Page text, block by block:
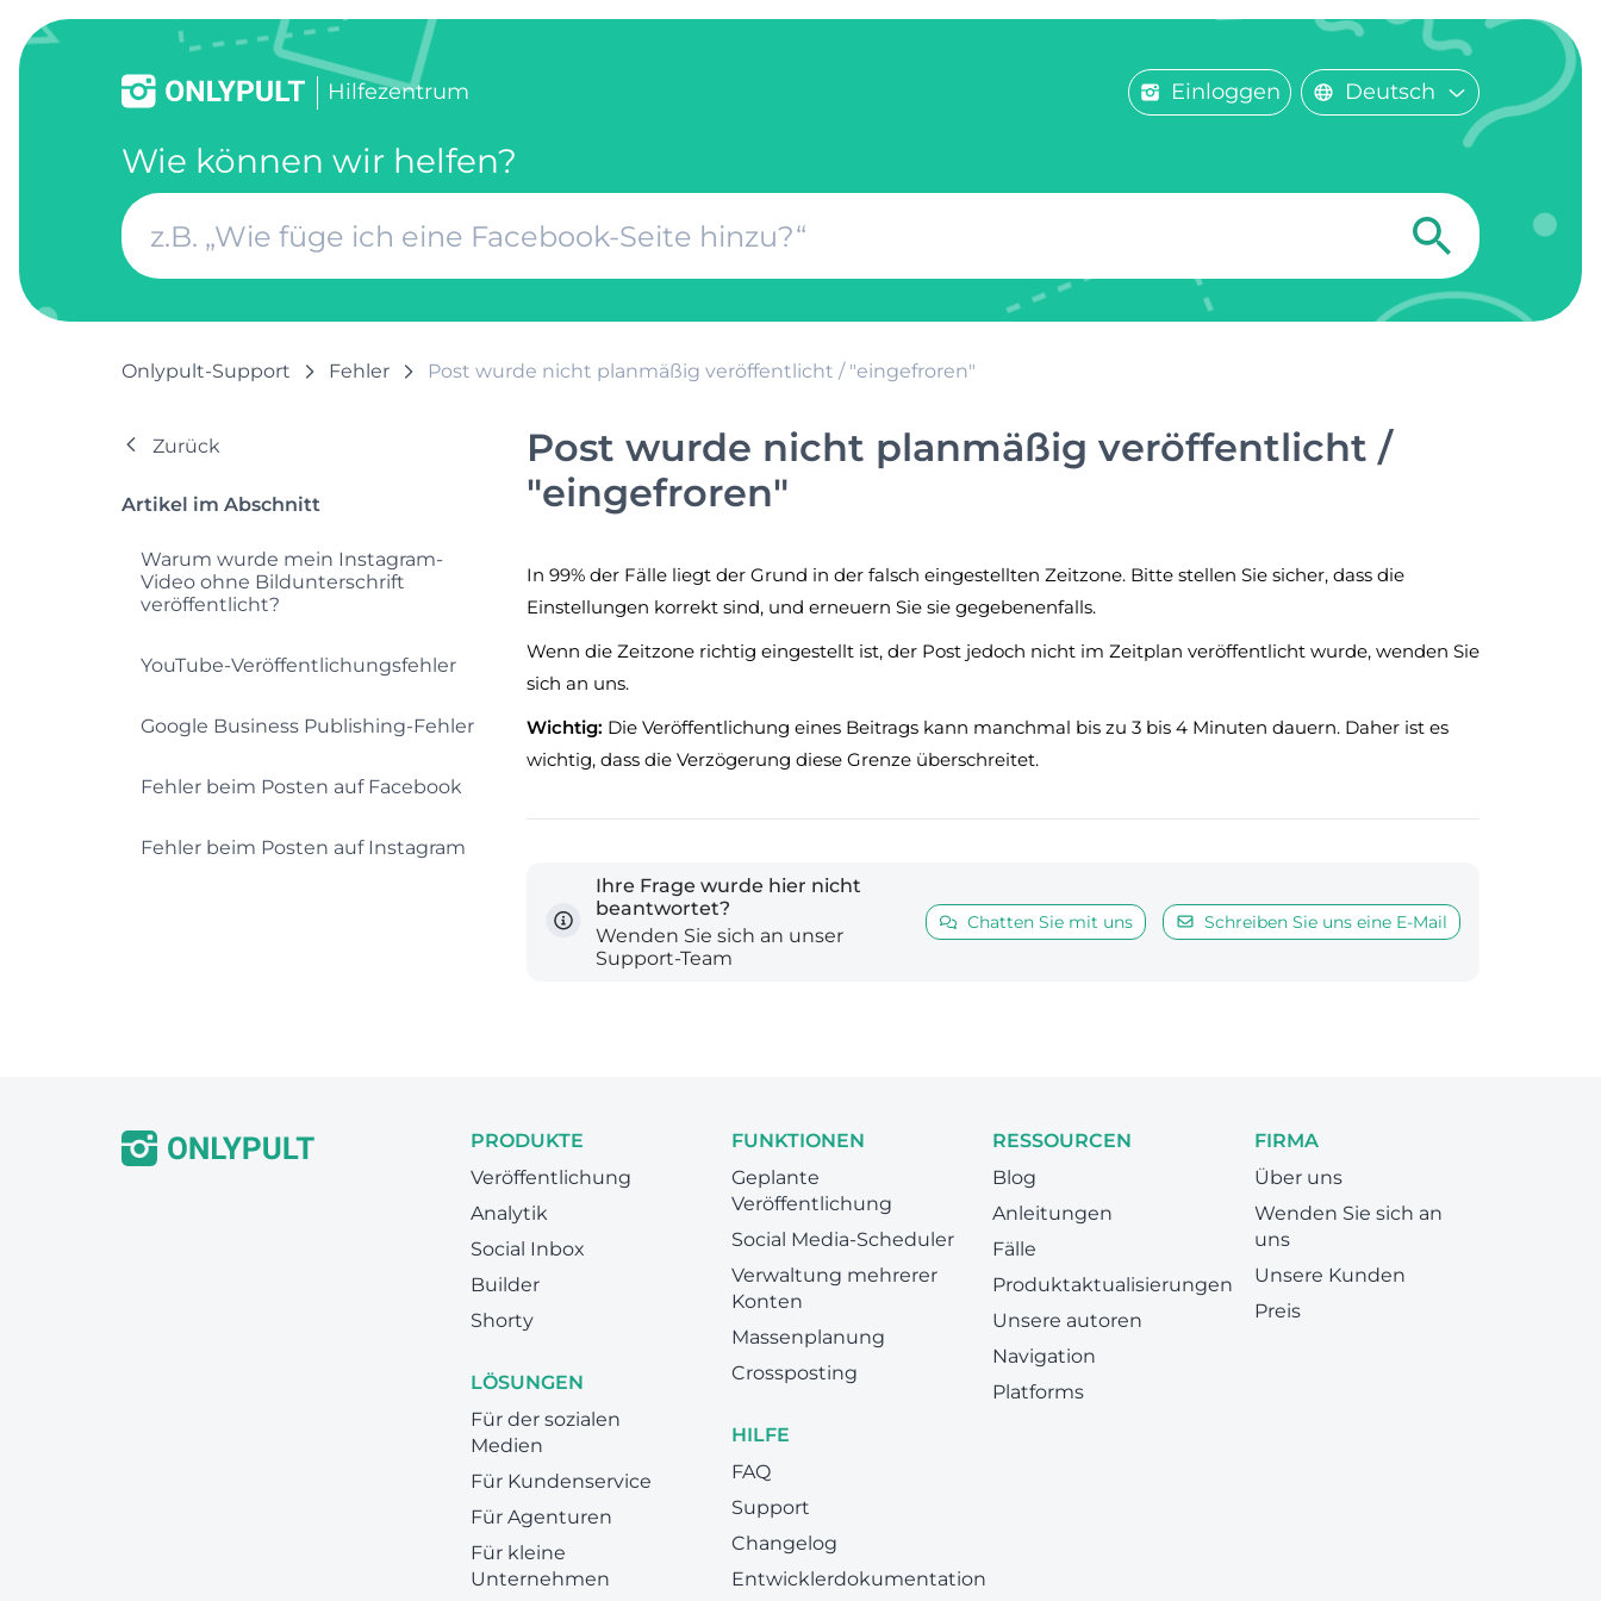
Hilfezentrum Einloggen Deutsch
Wie können wir helfen?
Onlypult-Support Fehler Post wurde nicht planmäßig veröffentlicht / "eingefroren"
Zurück
Artikel im Abschnitt
Warum wurde mein Instagram-
Video ohne Bildunterschrift
veröffentlicht?
YouTube-Veröffentlichungsfehler
Google Business Publishing-Fehler
Fehler beim Posten auf Facebook
Fehler beim Posten auf Instagram
Post wurde nicht planmäßig veröffentlicht /
"eingefroren"
In 99% der Fälle liegt der Grund in der falsch eingestellten Zeitzone. Bitte stellen Sie sicher, dass die
Einstellungen korrekt sind, und erneuern Sie sie gegebenenfalls.
Wenn die Zeitzone richtig eingestellt ist, der Post jedoch nicht im Zeitplan veröffentlicht wurde, wenden Sie
sich an uns.
Wichtig: Die Veröffentlichung eines Beitrags kann manchmal bis zu 3 bis 4 Minuten dauern. Daher ist es
wichtig, dass die Verzögerung diese Grenze überschreitet.
Ihre Frage wurde hier nicht
beantwortet?
Wenden Sie sich an unser
Support-Team
Chatten Sie mit uns Schreiben Sie uns eine E-Mail
PRODUKTE
Veröffentlichung
Analytik
Social Inbox
Builder
Shorty
LÖSUNGEN
Für der sozialen
Medien
Für Kundenservice
Für Agenturen
Für kleine
Unternehmen
FUNKTIONEN
Geplante
Veröffentlichung
Social Media-Scheduler
Verwaltung mehrerer
Konten
Massenplanung
Crossposting
HILFE
FAQ
Support
Changelog
Entwicklerdokumentation
RESSOURCEN
Blog
Anleitungen
Fälle
Produktaktualisierungen
Unsere autoren
Navigation
Platforms
FIRMA
Über uns
Wenden Sie sich an
uns
Unsere Kunden
Preis